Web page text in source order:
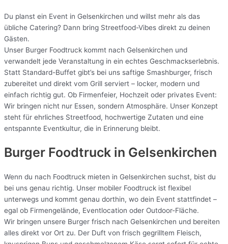
Du planst ein Event in Gelsenkirchen und willst mehr als das
übliche Catering? Dann bring Streetfood-Vibes direkt zu deinen
Gästen.
Unser Burger Foodtruck kommt nach Gelsenkirchen und
verwandelt jede Veranstaltung in ein echtes Geschmackserlebnis.
Statt Standard-Buffet gibt’s bei uns saftige Smashburger, frisch
zubereitet und direkt vom Grill serviert – locker, modern und
einfach richtig gut. Ob Firmenfeier, Hochzeit oder privates Event:
Wir bringen nicht nur Essen, sondern Atmosphäre. Unser Konzept
steht für ehrliches Streetfood, hochwertige Zutaten und eine
entspannte Eventkultur, die in Erinnerung bleibt.
Burger Foodtruck in Gelsenkirchen
Wenn du nach Foodtruck mieten in Gelsenkirchen suchst, bist du
bei uns genau richtig. Unser mobiler Foodtruck ist flexibel
unterwegs und kommt genau dorthin, wo dein Event stattfindet –
egal ob Firmengelände, Eventlocation oder Outdoor-Fläche.
Wir bringen unsere Burger frisch nach Gelsenkirchen und bereiten
alles direkt vor Ort zu. Der Duft von frisch gegrilltem Fleisch,